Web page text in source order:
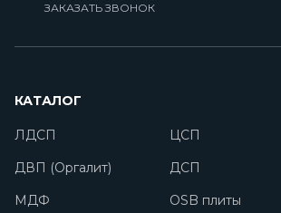
ЗАКАЗАТЬ ЗВОНОК
КАТАЛОГ
ЛДСП
ЦСП
ДВП (Оргалит)
ДСП
МДФ
OSB плиты